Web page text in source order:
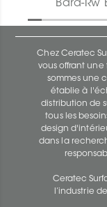
Bara-Rw
Chez Ceratec
vous offrant une
sommes une
établie à
distribution de
tous les
design
dans la
Ceratec
l’industrie